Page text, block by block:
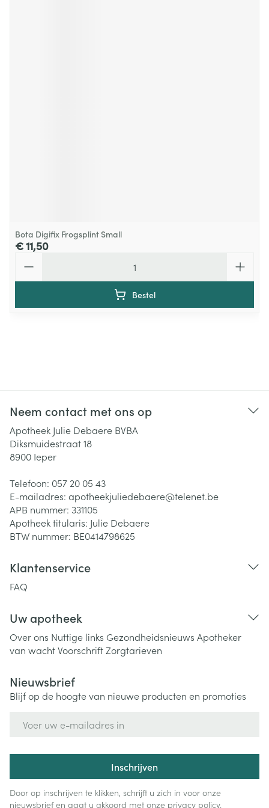
Bota Digifix Frogsplint Small
€ 11,50
Bestel
Neem contact met ons op
Apotheek Julie Debaere BVBA
Diksmuidestraat 18
8900 Ieper
Telefoon: 057 20 05 43
E-mailadres: apotheekjuliedebaere@telenet.be
APB nummer: 331105
Apotheek titularis: Julie Debaere
BTW nummer: BE0414798625
Klantenservice
FAQ
Uw apotheek
Over ons Nuttige links Gezondheidsnieuws Apotheker
van wachtVoorschriftZorgtarieven
Nieuwsbrief
Blijf op de hoogte van nieuwe producten en promoties
Inschrijven
Door op inschrijven te klikken, schrijft u zich in voor onze
nieuwsbrief en gaat u akkoord met onze privacy policy.